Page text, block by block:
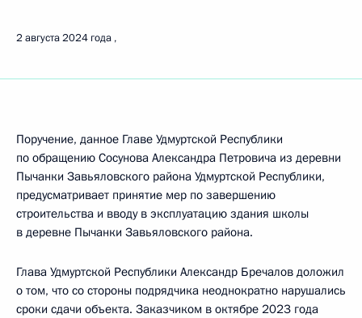
2 августа 2024 года
Поручение, данное Главе Удмуртской Республики
по обращению Сосунова Александра Петровича из деревни
Пычанки Завьяловского района Удмуртской Республики,
предусматривает принятие мер по завершению
строительства и вводу в эксплуатацию здания школы
в деревне Пычанки Завьяловского района.
Глава Удмуртской Республики Александр Бречалов доложил
о том, что со стороны подрядчика неоднократно нарушались
сроки сдачи объекта. Заказчиком в октябре 2023 года